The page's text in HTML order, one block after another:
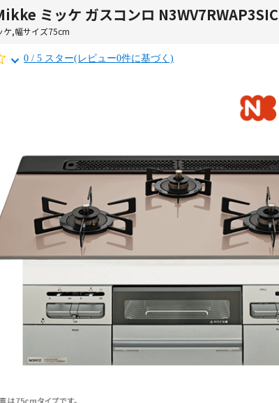
ミッケ ガスコンロ N3WV7RWAP3SIC
ケ,幅サイズ75cm
0 / 5 スター(レビュー0件に基づく)